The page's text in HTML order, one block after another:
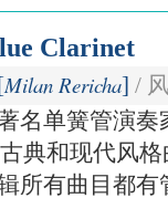
Clarinet
Milan Rericha] /
名单簧管演奏
典和现代风
所有曲目都